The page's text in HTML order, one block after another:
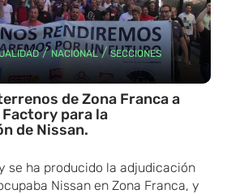
/NACIONAL/SECCIONES
de Zona Franca a
Factory para la
de Nissan.
se ha producido la adjudicación
Nissan en Zona Franca, y